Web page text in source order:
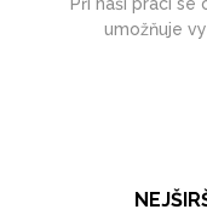
Při naší práci se
umožňuje